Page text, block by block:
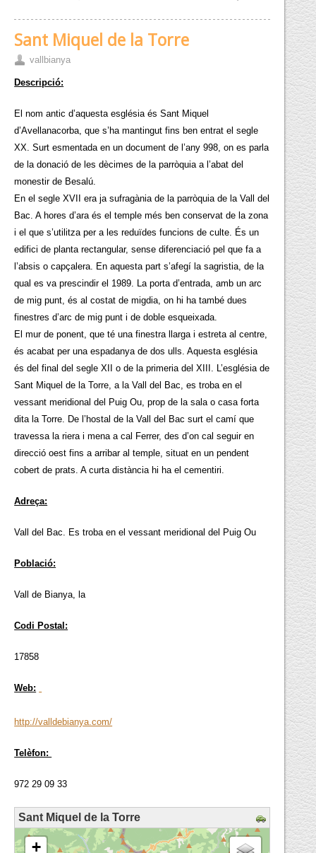
Sant Miquel de la Torre
vallbianya
Descripció:
El nom antic d’aquesta església és Sant Miquel
d’Avellanacorba, que s’ha mantingut fins ben entrat el segle
XX. Surt esmentada en un document de l’any 998, on es parla
de la donació de les dècimes de la parròquia a l’abat del
monestir de Besalú.
En el segle XVII era ja sufragània de la parròquia de la Vall del
Bac. A hores d’ara és el temple més ben conservat de la zona
i el que s’utilitza per a les reduïdes funcions de culte. És un
edifici de planta rectangular, sense diferenciació pel que fa a
l’absis o capçalera. En aquesta part s’afegí la sagristia, de la
qual es va prescindir el 1989. La porta d’entrada, amb un arc
de mig punt, és al costat de migdia, on hi ha també dues
finestres d’arc de mig punt i de doble esqueixada.
El mur de ponent, que té una finestra llarga i estreta al centre,
és acabat per una espadanya de dos ulls. Aquesta església
és del final del segle XII o de la primeria del XIII. L’església de
Sant Miquel de la Torre, a la Vall del Bac, es troba en el
vessant meridional del Puig Ou, prop de la sala o casa forta
dita la Torre. De l’hostal de la Vall del Bac surt el camí que
travessa la riera i mena a cal Ferrer, des d’on cal seguir en
direcció oest fins a arribar al temple, situat en un pendent
cobert de prats. A curta distància hi ha el cementiri.
Adreça:
Vall del Bac. Es troba en el vessant meridional del Puig Ou
Població:
Vall de Bianya, la
Codi Postal:
17858
Web:
http://valldebianya.com/
Telèfon:
972 29 09 33
Sant Miquel de la Torre
loading map - please wait...
+